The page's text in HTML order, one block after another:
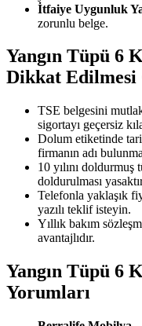
İtfaiye Uygunluk
zorunlu belge.
Yangın Tüpü 6
Dikkat Edilmesi
TSE belgesini
sigortayı geçersiz
Dolum etiketinde
firmanın adı
10 yılını
doldurulması
Telefonla yaklaşık
yazılı teklif isteyin.
Yıllık bakım
avantajlıdır.
Yangın Tüpü 6
Yorumları